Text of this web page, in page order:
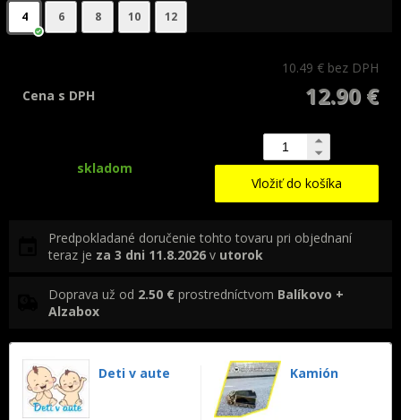
4
6 8 10 12
10.49 € bez DPH
12.90 €
Cena s DPH
skladom
Vložiť do košíka
Predpokladané doručenie tohto tovaru pri objednaní
teraz je za 3 dni 11.8.2026 v utorok
Doprava už od 2.50 € prostredníctvom Balíkovo +
Alzabox
Deti v aute Kamión